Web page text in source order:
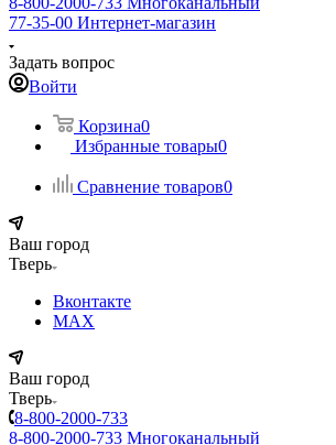
77-35-00 Интернет-магазин
Задать вопрос
Войти
Корзина0
Избранные товары0
Сравнение товаров0
Ваш город
Тверь
Вконтакте
MAX
Ваш город
Тверь
8-800-2000-733
8-800-2000-733 Многоканальный